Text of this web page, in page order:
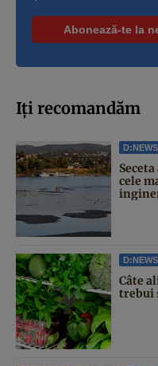
Iți recomandăm
D:NEWS
cele
D:NEWS
Câte
trebui